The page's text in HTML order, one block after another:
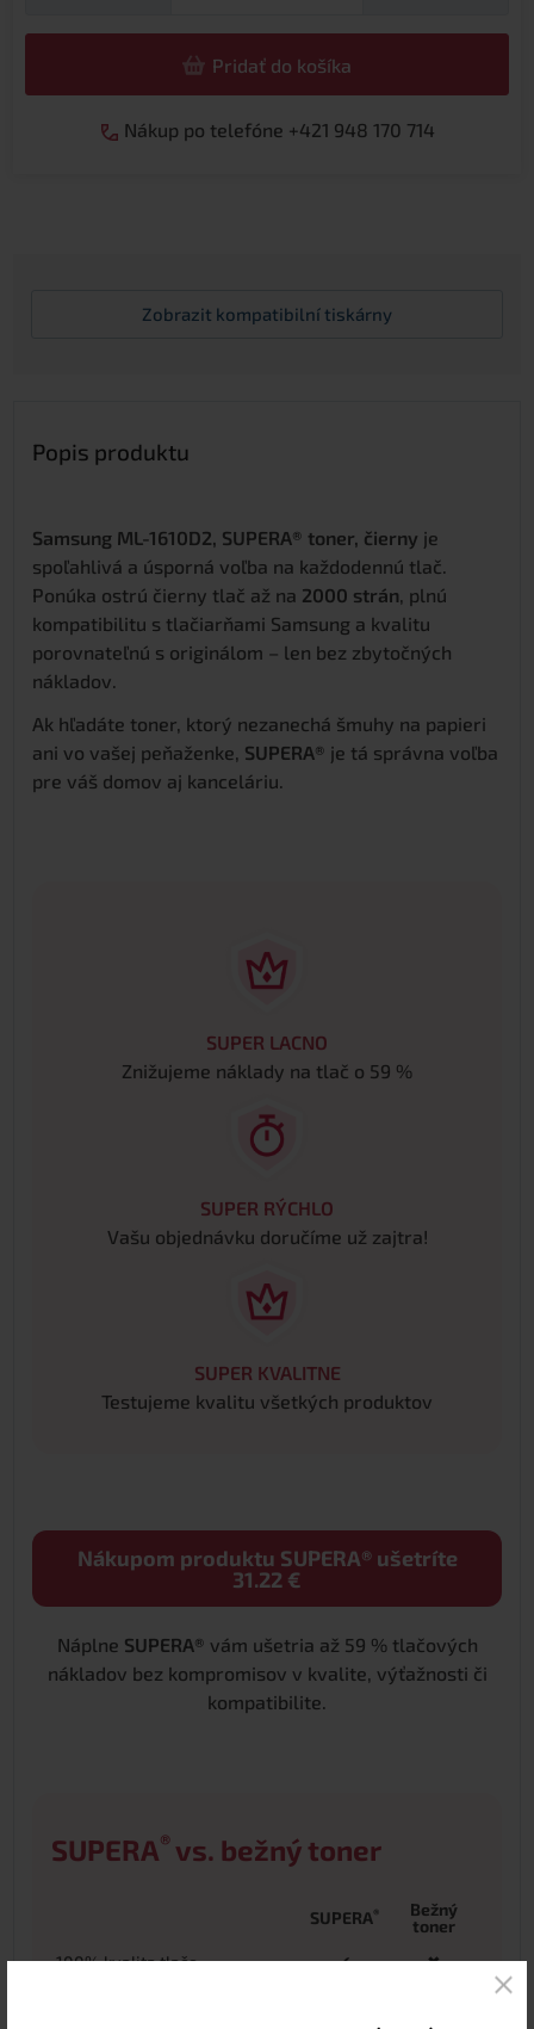
Pridať do košíka
Nákup po telefóne +421 948 170 714
Zobrazit kompatibilní tiskárny
Popis produktu
Samsung ML-1610D2, SUPERA® toner, čierny je
spoľahlivá a úsporná voľba na každodennú tlač.
Ponúka ostrú čierny tlač až na 2000 strán, plnú
kompatibilitu s tlačiarňami Samsung a kvalitu
porovnateľnú s originálom – len bez zbytočných
nákladov.
Ak hľadáte toner, ktorý nezanechá šmuhy na papieri
ani vo vašej peňaženke, SUPERA® je tá správna voľba
pre váš domov aj kanceláriu.
SUPER LACNO
Znižujeme náklady na tlač o 59 %
SUPER RÝCHLO
Vašu objednávku doručíme už zajtra!
SUPER KVALITNE
Testujeme kvalitu všetkých produktov
Nákupom produktu SUPERA® ušetríte
31.22 €
Náplne SUPERA® vám ušetria až 59 % tlačových
nákladov bez kompromisov v kvalite, výťažnosti či
kompatibilite.
SUPERA®vs. bežný toner
SUPERA®
Bežný
toner
100% kvalita tlače
✔
✖